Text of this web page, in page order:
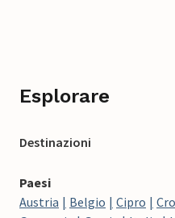
Esplorare
Destinazioni
Paesi
Austria
Belgio Cipro